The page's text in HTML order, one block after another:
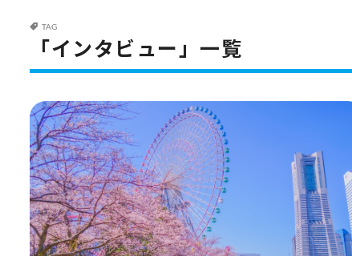
TAG
「インタビュー」一覧